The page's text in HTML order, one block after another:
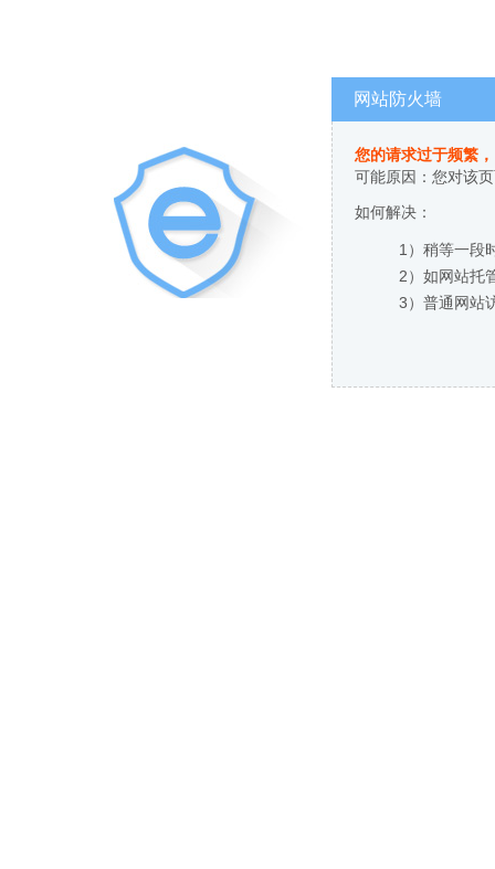
网站防火墙
您的请求过于频繁
可能原因：您对该
如何解决：
1）稍等一段
2）如网站托
3）普通网站